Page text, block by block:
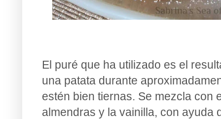
El puré que ha utilizado es el
una patata durante
estén bien tiernas. Se mezcla con
almendras y la vainilla, con ayuda